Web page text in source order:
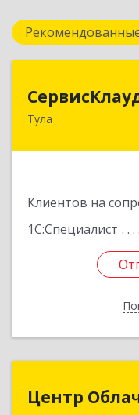
Тула
Клиентов на
1С:Специалист
300028, Тульская
Центр
Центр